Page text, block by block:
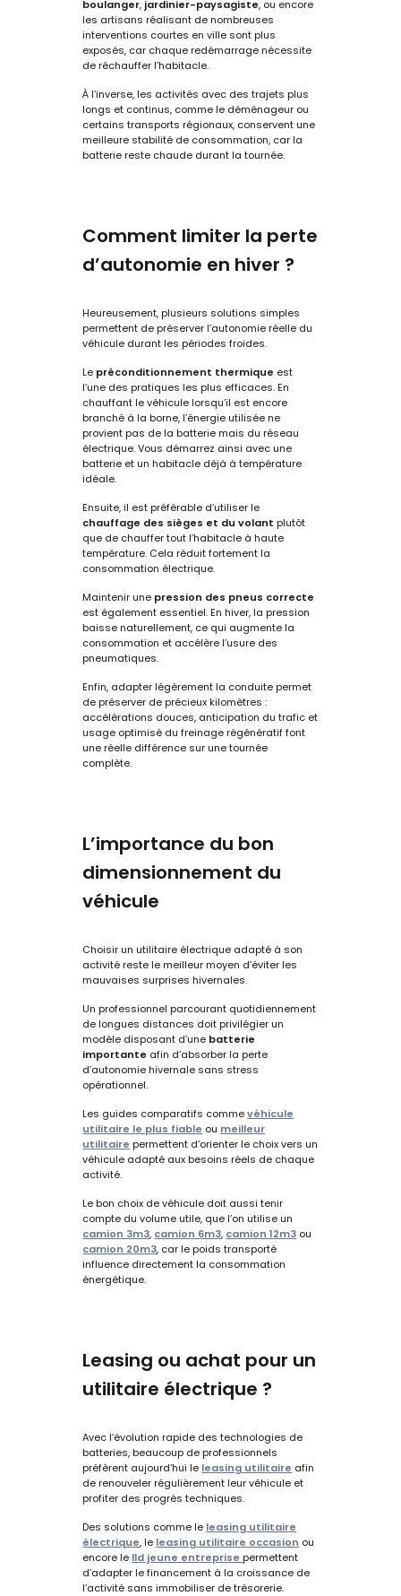
boulanger, jardinier-paysagiste, ou encore
les artisans réalisant de nombreuses
interventions courtes en ville sont plus
exposés, car chaque redémarrage nécessite
de réchauffer l’habitacle.
À l’inverse, les activités avec des trajets plus
longs et continus, comme le déménageur ou
certains transports régionaux, conservent une
meilleure stabilité de consommation, car la
batterie reste chaude durant la tournée.
Comment limiter la perte
d’autonomie en hiver ?
Heureusement, plusieurs solutions simples
permettent de préserver l’autonomie réelle du
véhicule durant les périodes froides.
Le préconditionnement thermique est
l’une des pratiques les plus efficaces. En
chauffant le véhicule lorsqu’il est encore
branché à la borne, l’énergie utilisée ne
provient pas de la batterie mais du réseau
électrique. Vous démarrez ainsi avec une
batterie et un habitacle déjà à température
idéale.
Ensuite, il est préférable d’utiliser le
chauffage des sièges et du volant plutôt
que de chauffer tout l’habitacle à haute
température. Cela réduit fortement la
consommation électrique.
Maintenir une pression des pneus correcte
est également essentiel. En hiver, la pression
baisse naturellement, ce qui augmente la
consommation et accélère l’usure des
pneumatiques.
Enfin, adapter légèrement la conduite permet
de préserver de précieux kilomètres :
accélérations douces, anticipation du trafic et
usage optimisé du freinage régénératif font
une réelle différence sur une tournée
complète.
L’importance du bon
dimensionnement du
véhicule
Choisir un utilitaire électrique adapté à son
activité reste le meilleur moyen d’éviter les
mauvaises surprises hivernales.
Un professionnel parcourant quotidiennement
de longues distances doit privilégier un
modèle disposant d’une batterie
importante afin d’absorber la perte
d’autonomie hivernale sans stress
opérationnel.
Les guides comparatifs commevéhicule
utilitaire le plus fiable ou meilleur
utilitaire permettent d’orienter le choix vers un
véhicule adapté aux besoins réels de chaque
activité.
Le bon choix de véhicule doit aussi tenir
compte duvolume utile, que l’on utilise un
camion 3m3, camion 6m3, camion 12m3 ou
camion 20m3, car le poids transporté
influence directement la consommation
énergétique.
Leasing ou achat pour un
utilitaire électrique ?
Avec l’évolution rapide des technologies de
batteries, beaucoup de professionnels
préfèrent aujourd’hui le leasing utilitaire afin
de renouveler régulièrement leur véhicule et
profiter des progrès techniques.
Des solutions comme le leasing utilitaire
électrique, le leasing utilitaire occasion ou
encore le lld jeune entreprise permettent
d’adapter le financement à la croissance de
l’activité sans immobiliser de trésorerie.